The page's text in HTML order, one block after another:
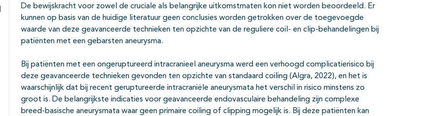
Subpagina's open- en dichtklappen
De bewijskracht voor zowel de cruciale als belangrijke uitkomstmaten kon niet worden beoordeeld. Er
kunnen op basis van de huidige literatuur geen conclusies worden getrokken over de toegevoegde
waarde van deze geavanceerde technieken ten opzichte van de reguliere coil- en clip-behandelingen bij
patiënten met een gebarsten aneurysma.
Bij patiënten met een ongeruptureerd intracranieel aneurysma werd een verhoogd complicatierisico bij
deze geavanceerde technieken gevonden ten opzichte van standaard coiling (Algra, 2022), en het is
waarschijnlijk dat bij recent geruptureerde intracraniële aneurysmata het verschil in risico minstens zo
groot is. De belangrijkste indicaties voor geavanceerde endovasculaire behandeling zijn complexe
breed-basische aneurysmata waar geen primaire coiling of clipping mogelijk is. Bij deze patiënten kan